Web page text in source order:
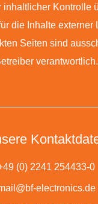
inhaltlicher Kontrolle
die Inhalte externer
Seiten sind
verantwortlich.
(0) 2241 254433-0
electronics.de